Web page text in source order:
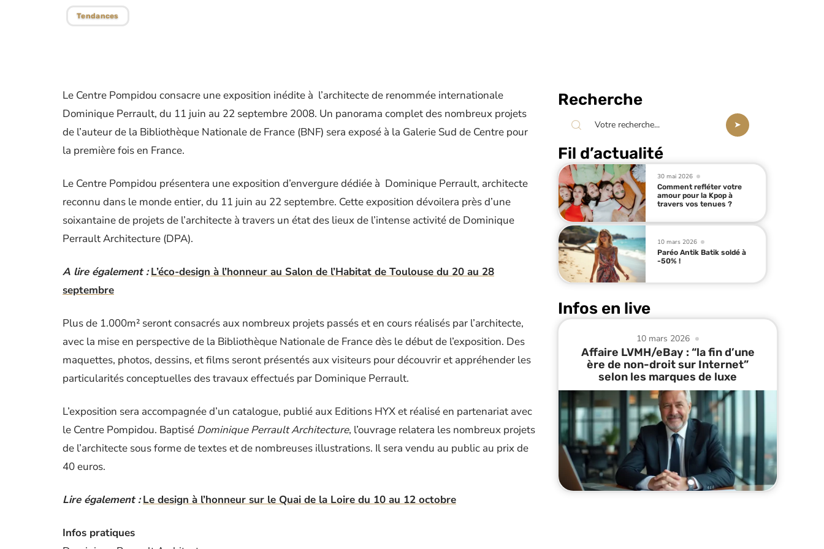
Tendances
Le Centre Pompidou consacre une exposition inédite à l’architecte de renommée internationale
Dominique Perrault, du 11 juin au 22 septembre 2008. Un panorama complet des nombreux projets
de l’auteur de la Bibliothèque Nationale de France (BNF) sera exposé à la Galerie Sud de Centre pour
la première fois en France.
Le Centre Pompidou présentera une exposition d’envergure dédiée à Dominique Perrault, architecte
reconnu dans le monde entier, du 11 juin au 22 septembre. Cette exposition dévoilera près d’une
soixantaine de projets de l’architecte à travers un état des lieux de l’intense activité de Dominique
Perrault Architecture (DPA).
A lire également : L’éco-design à l’honneur au Salon de l’Habitat de Toulouse du 20 au 28
septembre
Plus de 1.000m² seront consacrés aux nombreux projets passés et en cours réalisés par l’architecte,
avec la mise en perspective de la Bibliothèque Nationale de France dès le début de l’exposition. Des
maquettes, photos, dessins, et films seront présentés aux visiteurs pour découvrir et appréhender les
particularités conceptuelles des travaux effectués par Dominique Perrault.
L’exposition sera accompagnée d’un catalogue, publié aux Editions HYX et réalisé en partenariat avec
le Centre Pompidou. Baptisé Dominique Perrault Architecture, l’ouvrage relatera les nombreux projets
de l’architecte sous forme de textes et de nombreuses illustrations. Il sera vendu au public au prix de
40 euros.
Lire également : Le design à l’honneur sur le Quai de la Loire du 10 au 12 octobre
Infos pratiques
Recherche
Fil d’actualité
30 mai 2026
Comment refléter votre
amour pour la Kpop à
travers vos tenues ?
10 mars 2026
Paréo Antik Batik soldé à
-50% !
Infos en live
10 mars 2026
Affaire LVMH/eBay : “la fin d’une
ère de non-droit sur Internet”
selon les marques de luxe